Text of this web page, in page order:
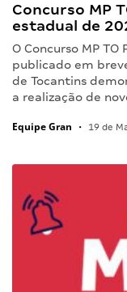
Concurso MP
estadual de
O Concurso MP
publicado em
de Tocantins
a realização de
Equipe Gran • 19 de